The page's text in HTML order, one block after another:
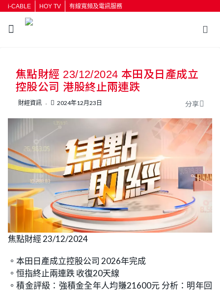
i-CABLE HOY TV 有線寬頻及電訊服務
按輸入鍵開始搜尋
焦點財經 23/12/2024 本田及日產成立
控股公司 港股終止兩連跌
財經資訊 2024年12月23日 分享
焦點財經 23/12/2024
。本田日產成立控股公司 2026年完成
。恒指終止兩連跌 收復20天線
。積金評級：強積金全年人均賺21600元 分析：明年回